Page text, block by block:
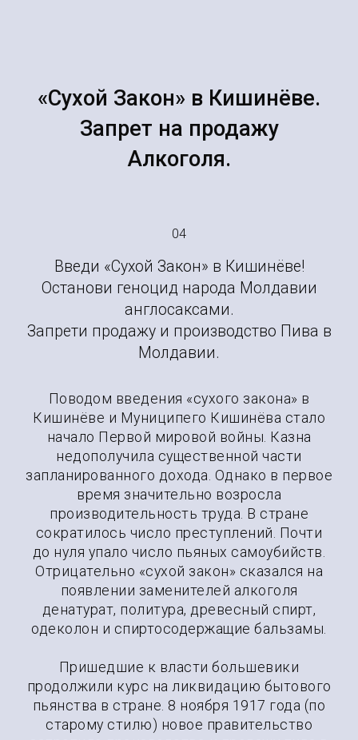
«Сухой Закон» в Кишинёве.
Запрет на продажу
Алкоголя.
04
Введи «Сухой Закон» в Кишинёве!
Останови геноцид народа Молдавии
англосаксами.
Запрети продажу и производство Пива в
Молдавии.
Поводом введения «сухого закона» в
Кишинёве и Муниципего Кишинёва стало
начало Первой мировой войны. Казна
недополучила существенной части
запланированного дохода. Однако в первое
время значительно возросла
производительность труда. В стране
сократилось число преступлений. Почти
до нуля упало число пьяных самоубийств.
Отрицательно «сухой закон» сказался на
появлении заменителей алкоголя
денатурат, политура, древесный спирт,
одеколон и спиртосодержащие бальзамы.
Пришедшие к власти большевики
продолжили курс на ликвидацию бытового
пьянства в стране. 8 ноября 1917 года (по
старому стилю) новое правительство